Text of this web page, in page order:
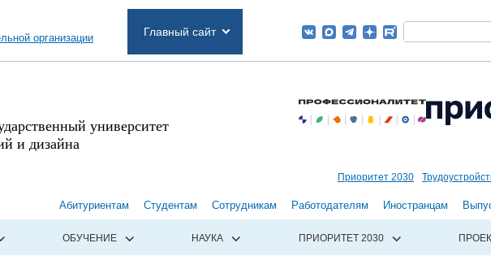
организации
Главный сайт
университет
и дизайна
Приоритет 2030
Абитуриентам Студентам Сотрудникам Работодателям Иностранцам
ОБУЧЕНИЕ НАУКА ПРИОРИТЕТ 2030